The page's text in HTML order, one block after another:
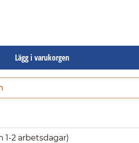
Lägg i varukorgen
1-2 arbetsdagar)